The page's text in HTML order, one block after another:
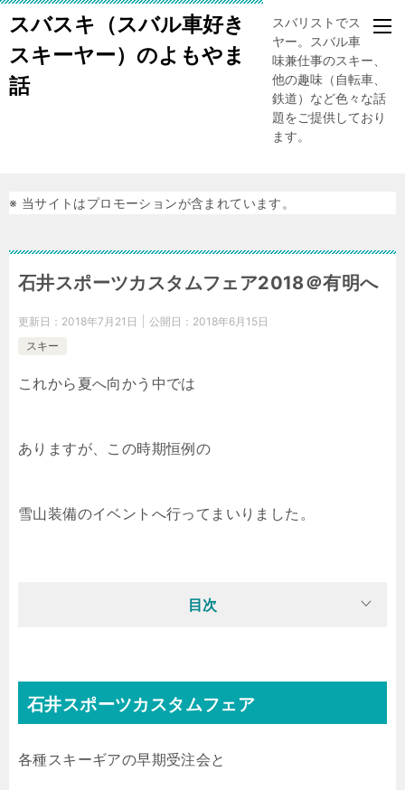
スバスキ（スバル車好き
スキーヤー）のよもやま
話
スバリストでスキー
ヤー。スバル車、趣
味兼仕事のスキー、
他の趣味（自転車、
鉄道）など色々な話
題をご提供しており
ます。
※ 当サイトはプロモーションが含まれています。
石井スポーツカスタムフェア2018＠有明へ
更新日： 2018年7月21日 公開日： 2018年6月15日
スキー
これから夏へ向かう中では
ありますが、この時期恒例の
雪山装備のイベントへ行ってまいりました。
目次
石井スポーツカスタムフェア
各種スキーギアの早期受注会と